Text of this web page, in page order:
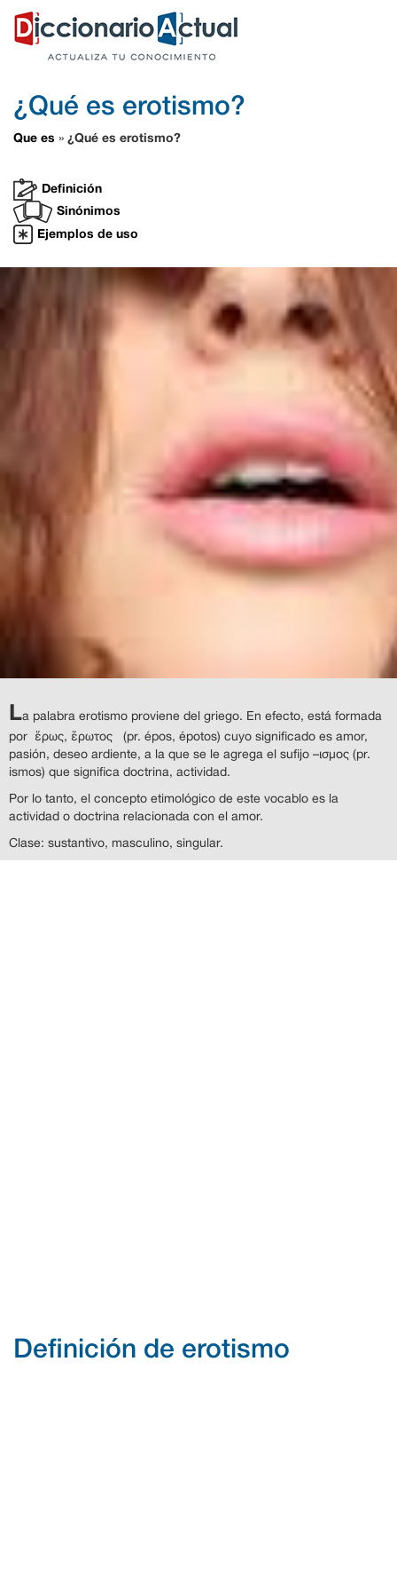
¿Qué es erotismo?
Que es » ¿Qué es erotismo?
Definición
Sinónimos
Ejemplos de uso
La palabra erotismo proviene del griego. En efecto, está formada
por ἔρως, ἔρωτος (pr. épos, épotos) cuyo significado es amor,
pasión, deseo ardiente, a la que se le agrega el sufijo –ισμος (pr.
ismos) que significa doctrina, actividad.
Por lo tanto, el concepto etimológico de este vocablo es la
actividad o doctrina relacionada con el amor.
Clase: sustantivo, masculino, singular.
Definición de erotismo